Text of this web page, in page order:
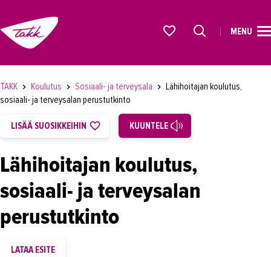
OPISKELIJAKSI
YRITYKSILLE
AJANKOHTAISTA
OMA TAKK
YHTEYSTIEDOT
IN ENGLISH
MENU
TAKK Koulutus Sosiaali- ja terveysala
Lähihoitajan koulutus,
sosiaali- ja terveysalan perustutkinto
LISÄÄ SUOSIKKEIHIN KUUNTELE
Lähihoitajan koulutus,
sosiaali- ja terveysalan
perustutkinto